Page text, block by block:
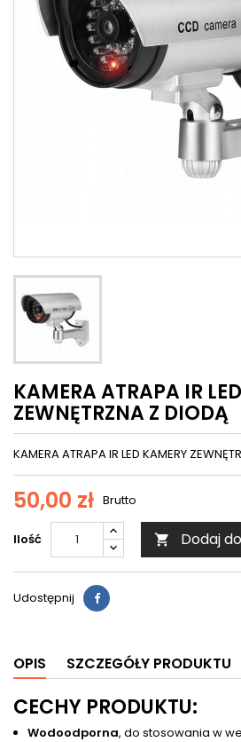
KAMERA ATRAPA IR
ZEWNĘTRZNA Z DIODĄ
KAMERA ATRAPA IR LED KAMERY
50,00 zł Brutto
Ilość  Dodaj
Udostępnij
OPIS SZCZEGÓŁY PRODUKTU
CECHY PRODUKTU:
Wodoodporna, do stosowania w